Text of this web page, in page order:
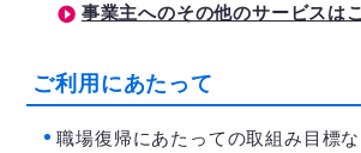
事業主へのその他のサービスは
ご利用にあたって
職場復帰にあたっての取組み目標